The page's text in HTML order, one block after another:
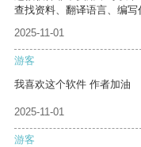
查找资料、翻译语言、编写
2025-11-01
游客
我喜欢这个软件 作者加油
2025-11-01
游客